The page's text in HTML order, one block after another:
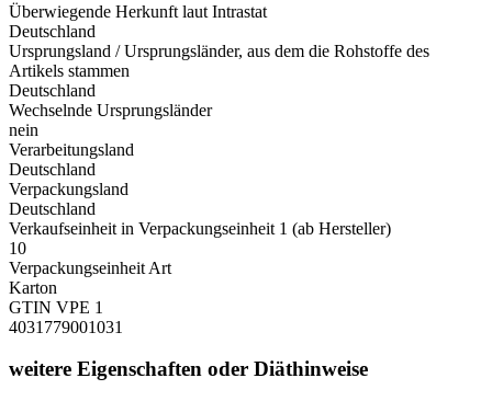
Überwiegende Herkunft laut Intrastat
Deutschland
Ursprungsland / Ursprungsländer, aus dem die Rohstoffe des
Artikels stammen
Deutschland
Wechselnde Ursprungsländer
nein
Verarbeitungsland
Deutschland
Verpackungsland
Deutschland
Verkaufseinheit in Verpackungseinheit 1 (ab Hersteller)
10
Verpackungseinheit Art
Karton
GTIN VPE 1
4031779001031
weitere Eigenschaften oder Diäthinweise